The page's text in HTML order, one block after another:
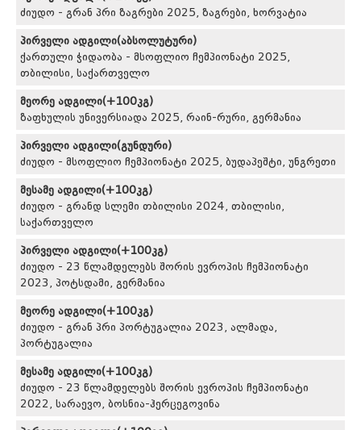
ძიუდო - გრან პრი ზაგრები 2025, ზაგრები, ხორვატია
პირველი ადგილი(აბსოლუტური)
ქართული ჭიდაობა - მსოფლიო ჩემპიონატი 2025,
თბილისი, საქართველო
მეორე ადგილი(+100კგ)
ზაფხულის უნივერსიადა 2025, რაინ-რური, გერმანია
პირველი ადგილი(გუნდური)
ძიუდო - მსოფლიო ჩემპიონატი 2025, ბუდაპეშტი, უნგრეთი
მესამე ადგილი(+100კგ)
ძიუდო - გრანდ სლემი თბილისი 2024, თბილისი,
საქართველო
პირველი ადგილი(+100კგ)
ძიუდო - 23 წლამდელებს შორის ევროპის ჩემპიონატი
2023, პოტსდამი, გერმანია
მეორე ადგილი(+100კგ)
ძიუდო - გრან პრი პორტუგალია 2023, ალმადა,
პორტუგალია
მესამე ადგილი(+100კგ)
ძიუდო - 23 წლამდელებს შორის ევროპის ჩემპიონატი
2022, სარაევო, ბოსნია-ჰერცეგოვინა